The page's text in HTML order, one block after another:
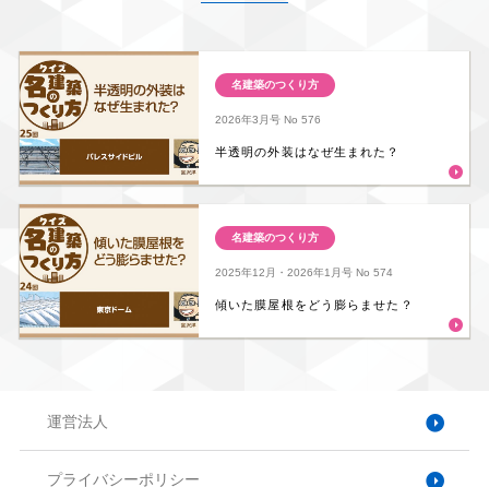
名建築のつくり方
2026年3月号No 576
半透明の外装はなぜ生まれた？
名建築のつくり方
2025年12月・2026年1月号No 574
傾いた膜屋根をどう膨らませた？
運営法人
プライバシーポリシー